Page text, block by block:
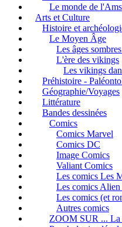
Le monde de
Arts et Culture
Histoire et
Le Moyen Âge
Les âges
L'ère des vikings
Les vikings
Préhistoire -
Géographie/Voyages
Littérature
Bandes dessinées
Comics
Comics Marvel
Comics DC
Image Comics
Valiant Comics
Les comics Les
Les comics
Les comics (et
Autres comics
ZOOM SUR ... La